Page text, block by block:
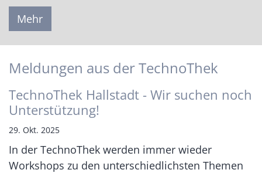
Mehr
Meldungen aus der TechnoThek
TechnoThek Hallstadt - Wir suchen noch
Unterstützung!
29. Okt. 2025
In der TechnoThek werden immer wieder
Workshops zu den unterschiedlichsten Themen